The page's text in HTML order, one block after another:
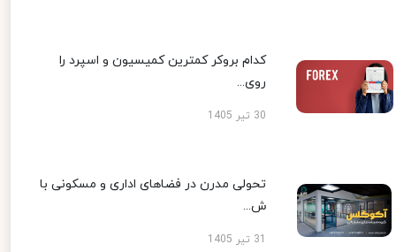
کدام بروکر کمترین کمیسیون و اسپرد را
روی...
30 تیر 1405
تحولی مدرن در فضاهای اداری و مسکونی با
ش...